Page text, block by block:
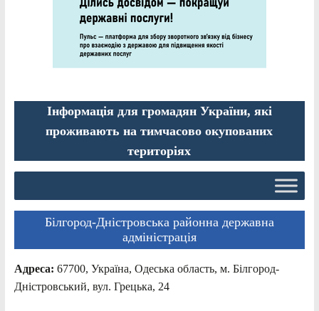
Інформація для громадян України, які
проживають на тимчасово окупованих
територіях
Білгород-Дністровська районна державна
адміністрація
Адреса: 67700, Україна, Одеська область, м. Білгород-
Дністровський, вул. Грецька, 24